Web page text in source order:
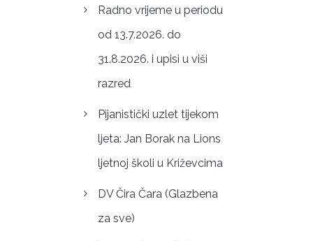
Radno vrijeme u periodu
od 13.7.2026. do
31.8.2026. i upisi u viši
razred
Pijanistički uzlet tijekom
ljeta: Jan Borak na Lions
ljetnoj školi u Križevcima
DV Čira Čara (Glazbena
za sve)